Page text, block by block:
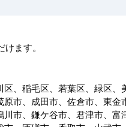
ます。
、稲毛区、若葉区、緑区
市、成田市、佐倉市、東金
市、鎌ケ谷市、君津市、富